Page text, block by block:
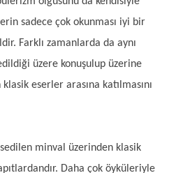
sadece çok okunması iyi bir
Farklı zamanlarda da aynı
üzere konuşulup üzerine
eserler arasına katılmasını
minval üzerinden klasik
Daha çok öyküleriyle